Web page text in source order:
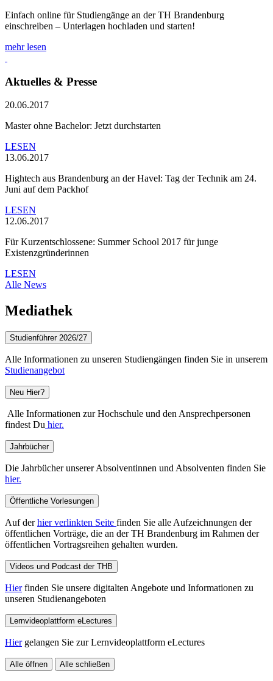
Einfach online für Studiengänge an der TH Brandenburg
einschreiben – Unterlagen hochladen und starten!
mehr lesen
Aktuelles & Presse
20.06.2017
Master ohne Bachelor: Jetzt durchstarten
LESEN
13.06.2017
Hightech aus Brandenburg an der Havel: Tag der Technik am 24.
Juni auf dem Packhof
LESEN
12.06.2017
Für Kurzentschlossene: Summer School 2017 für junge
Existenzgründerinnen
LESEN
Alle News
Mediathek
Studienführer 2026/27
Alle Informationen zu unseren Studiengängen finden Sie in unserem
Studienangebot
Neu Hier?
Alle Informationen zur Hochschule und den Ansprechpersonen
findest Du hier.
Jahrbücher
Die Jahrbücher unserer Absolventinnen und Absolventen finden Sie
hier.
Öffentliche Vorlesungen
Auf derhier verlinkten Seite finden Sie alle Aufzeichnungen der
öffentlichen Vorträge, die an der TH Brandenburg im Rahmen der
öffentlichen Vortragsreihen gehalten wurden.
Videos und Podcast der THB
Hierfinden Sie unsere digitalten Angebote und Informationen zu
unseren Studienangeboten
Lernvideoplattform eLectures
Hiergelangen Sie zur Lernvideoplattform eLectures
Alle öffnen Alle schließen